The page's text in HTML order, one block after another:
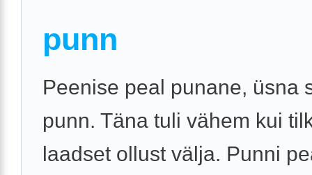
punn
Peenise peal punane, üsna
punn. Täna tuli vähem kui
laadset ollust välja. Punni